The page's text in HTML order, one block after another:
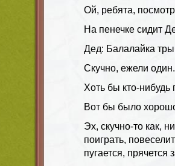
Ой, ребята,
На пенечке сидит
Дед: Балалайка
Скучно, ежели один.
Хоть бы кто-нибудь
Вот бы было
Эх, скучно-то как,
поиграть,
пугается, прячется